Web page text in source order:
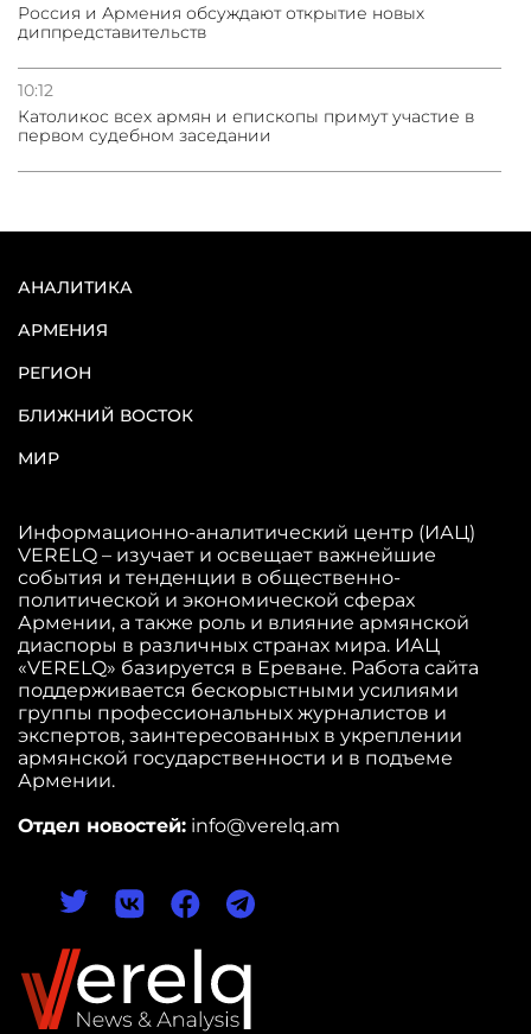
Россия и Армения обсуждают открытие новых
диппредставительств
10:12
Католикос всех армян и епископы примут участие в
первом судебном заседании
АНАЛИТИКА
АРМЕНИЯ
РЕГИОН
БЛИЖНИЙ ВОСТОК
МИР
Информационно-аналитический центр (ИАЦ)
VERELQ – изучает и освещает важнейшие
события и тенденции в общественно-
политической и экономической сферах
Армении, а также роль и влияние армянской
диаспоры в различных странах мира. ИАЦ
«VERELQ» базируется в Ереване. Работа сайта
поддерживается бескорыстными усилиями
группы профессиональных журналистов и
экспертов, заинтересованных в укреплении
армянской государственности и в подъеме
Армении.
Отдел новостей: info@verelq.am